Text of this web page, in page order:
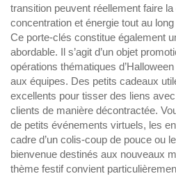
transition peuvent réellement faire
concentration et énergie tout au
Ce porte-clés constitue également
abordable. Il s’agit d’un objet
opérations thématiques
aux équipes. Des petits cadeaux
excellents pour tisser des liens
clients de manière décontractée.
de petits événements virtuels, les
cadre d’un colis-coup de pouce ou
bienvenue destinés aux nouveaux
thème festif convient